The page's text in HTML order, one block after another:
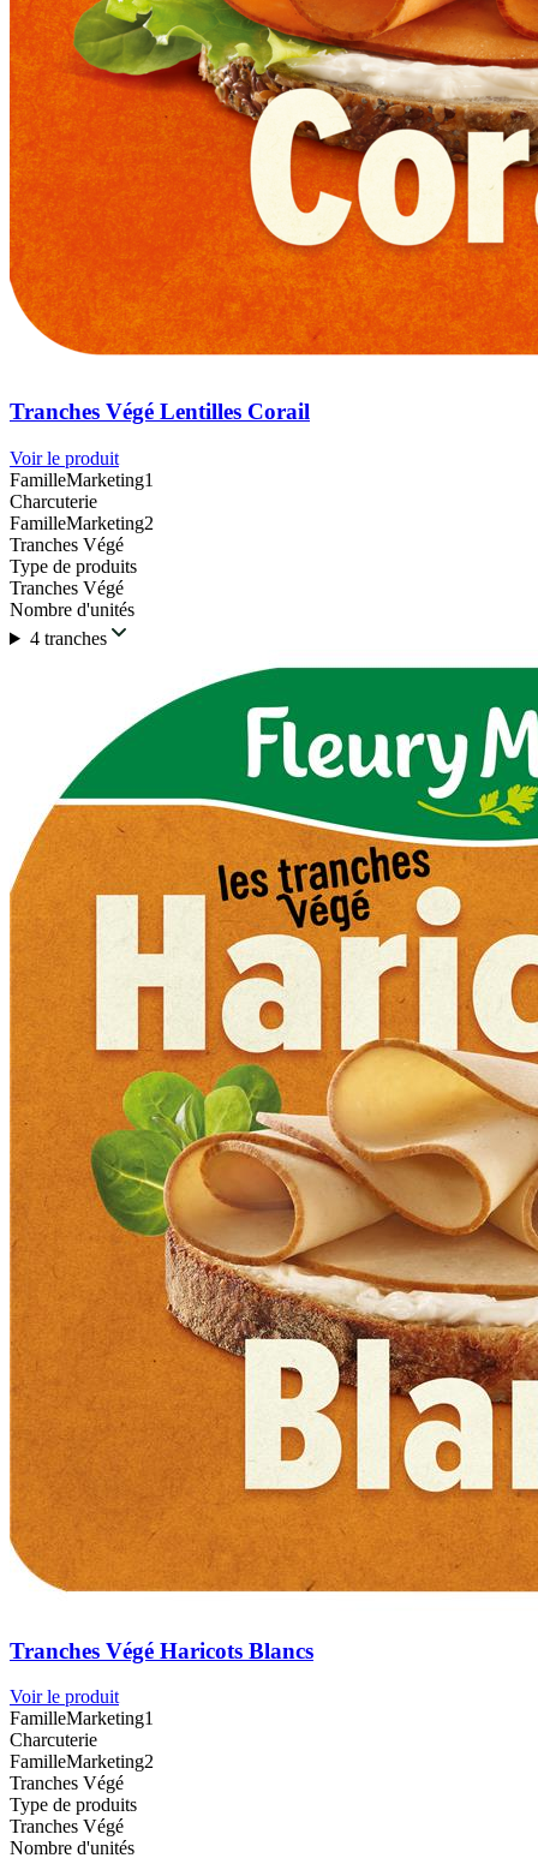
Tranches Végé Lentilles Corail
Voir le produit
FamilleMarketing1
Charcuterie
FamilleMarketing2
Tranches Végé
Type de produits
Tranches Végé
Nombre d'unités
4 tranches
Tranches Végé Haricots Blancs
Voir le produit
FamilleMarketing1
Charcuterie
FamilleMarketing2
Tranches Végé
Type de produits
Tranches Végé
Nombre d'unités